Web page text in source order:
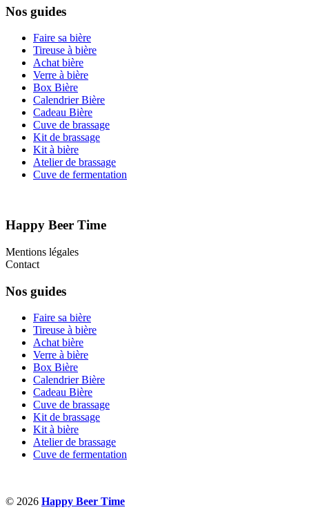
Nos guides
Faire sa bière
Tireuse à bière
Achat bière
Verre à bière
Box Bière
Calendrier Bière
Cadeau Bière
Cuve de brassage
Kit de brassage
Kit à bière
Atelier de brassage
Cuve de fermentation
Happy Beer Time
Mentions légales
Contact
Nos guides
Faire sa bière
Tireuse à bière
Achat bière
Verre à bière
Box Bière
Calendrier Bière
Cadeau Bière
Cuve de brassage
Kit de brassage
Kit à bière
Atelier de brassage
Cuve de fermentation
© 2026 Happy Beer Time